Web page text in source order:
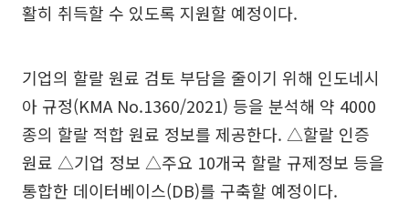
활히 취득할 수 있도록 지원할 예정이다.
기업의 할랄 원료 검토 부담을 줄이기 위해 인도네시
아 규정(KMA No.1360/2021) 등을 분석해 약 4000
종의 할랄 적합 원료 정보를 제공한다. △할랄 인증
원료 △기업 정보 △주요 10개국 할랄 규제정보 등을
통합한 데이터베이스(DB)를 구축할 예정이다.